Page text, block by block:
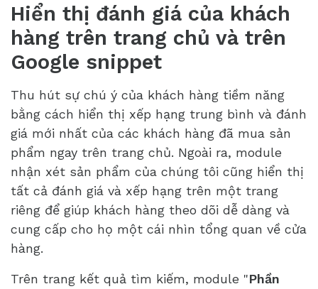
Hiển thị đánh giá của khách
hàng trên trang chủ và trên
Google snippet
Thu hút sự chú ý của khách hàng tiềm năng
bằng cách hiển thị xếp hạng trung bình và đánh
giá mới nhất của các khách hàng đã mua sản
phẩm ngay trên trang chủ. Ngoài ra, module
nhận xét sản phẩm của chúng tôi cũng hiển thị
tất cả đánh giá và xếp hạng trên một trang
riêng để giúp khách hàng theo dõi dễ dàng và
cung cấp cho họ một cái nhìn tổng quan về cửa
hàng.
Trên trang kết quả tìm kiếm, module "Phần